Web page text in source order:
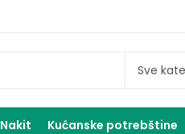
Nakit Kućanske potrebštine